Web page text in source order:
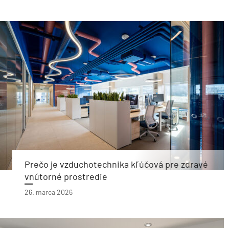
Prečo je vzduchotechnika kľúčová pre zdravé
vnútorné prostredie
26. marca 2026